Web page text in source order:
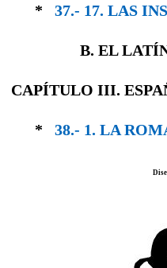
* 37.- 17. LAS
B. EL
CAPÍTULO III.
* 38.- 1. LA